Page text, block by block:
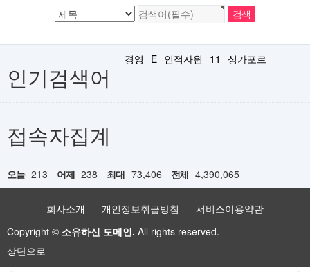
인기검색어
경영 E 인적자원 11 싱가포르
접속자집계
오늘 213 어제 238 최대 73,406 전체 4,390,065
회사소개 개인정보취급방침
서비스이용약관
Copyright © 소유하신 도메인. All rights reserved.
상단으로